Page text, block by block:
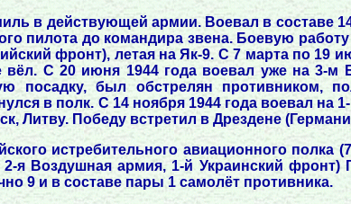
в действующей армии. Воевал в составе
пилота до командира звена. Боевую
фронт), летая на Як-9. С 7 марта по 19
С 20 июня 1944 года воевал уже на 3-м
был обстрелян противником,
в полк. С 14 ноября 1944 года воевал на
Литву. Победу встретил в Дрездене
истребительного авиационного полка
я Воздушная армия, 1-й Украинский
9 и в составе пары 1 самолёт противника.